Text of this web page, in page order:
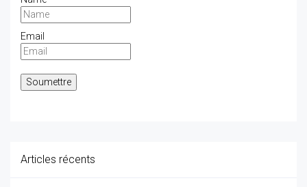
Email
Articles récents